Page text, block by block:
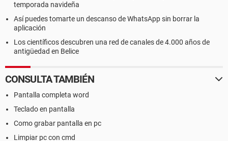
temporada navideña
Así puedes tomarte un descanso de WhatsApp sin borrar la
aplicación
Los científicos descubren una red de canales de 4.000 años de
antigüedad en Belice
CONSULTA TAMBIÉN
Pantalla completa word
Teclado en pantalla
Como grabar pantalla en pc
Limpiar pc con cmd